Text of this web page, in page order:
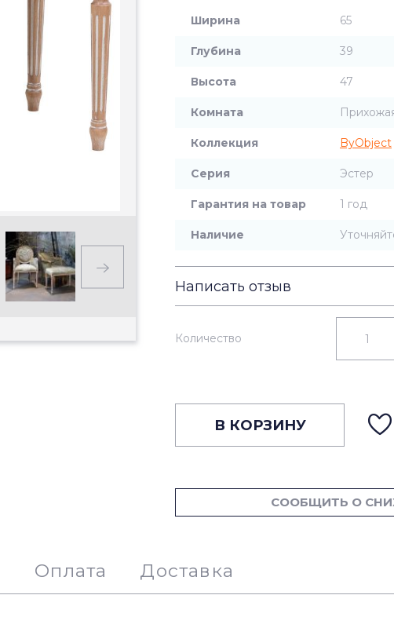
Ширина 65
Глубина 39
Высота 47
Комната
Коллекция ByObject
Серия Эстер
Гарантия на товар 1 год
Наличие
Написать отзыв
Количество
В КОРЗИНУ
СООБЩИТЬ О
Оплата Доставка